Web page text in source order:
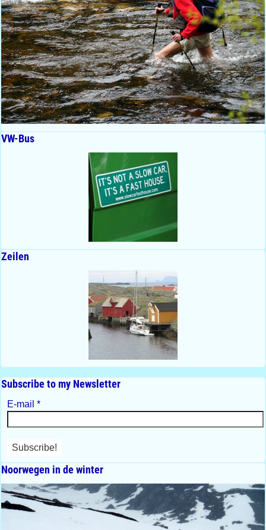
VW-Bus
Zeilen
Subscribe to my Newsletter
E-mail *
Noorwegen in de winter